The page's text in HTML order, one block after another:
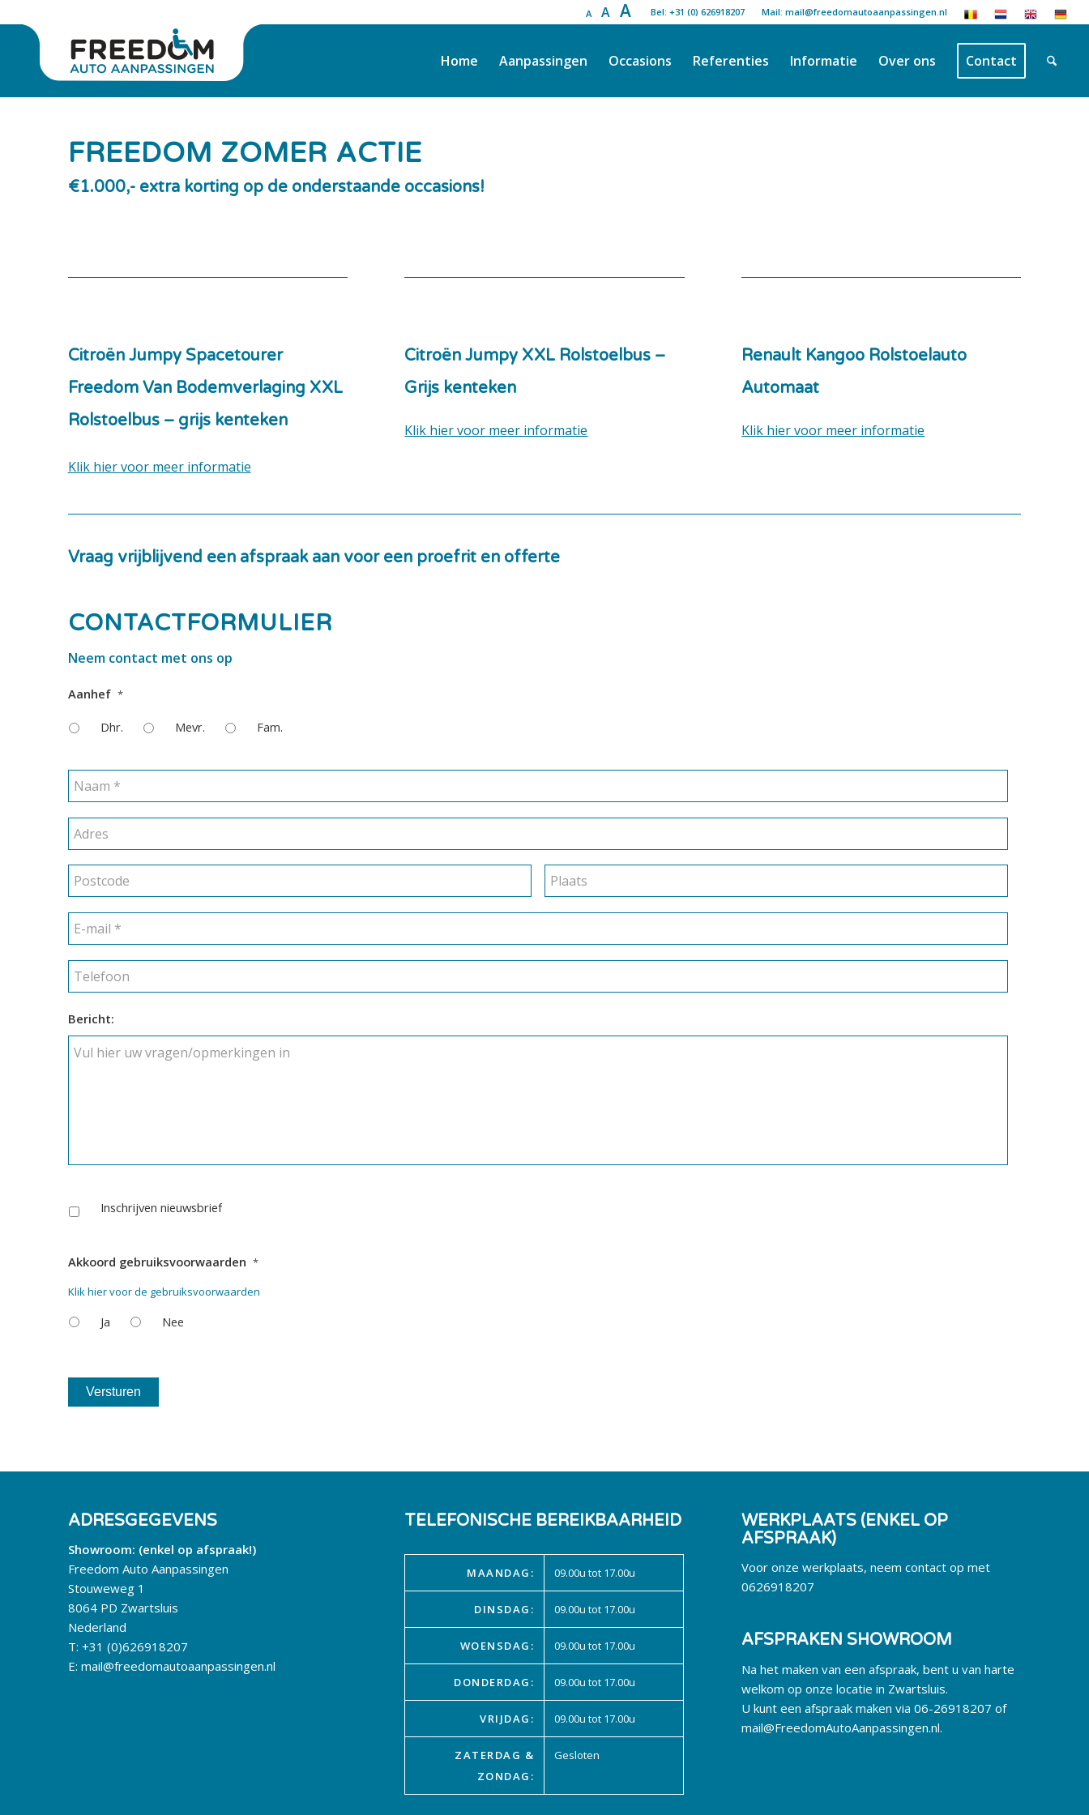
Bel: +31 (0) 626918207 Mail: mail@freedomautoaanpassingen.nl
A A A
Home Aanpassingen Occasions Referenties Informatie Over ons Contact
FREEDOM ZOMER ACTIE
€1.000,- extra korting op de onderstaande occasions!
Citroën Jumpy Spacetourer
Freedom Van Bodemverlaging XXL
Rolstoelbus – grijs kenteken
Klik hier voor meer informatie
Citroën Jumpy XXL Rolstoelbus –
Grijs kenteken
Klik hier voor meer informatie
Renault Kangoo Rolstoelauto
Automaat
Klik hier voor meer informatie
Vraag vrijblijvend een afspraak aan voor een proefrit en offerte
CONTACTFORMULIER
Neem contact met ons op
Aanhef *
Dhr. Mevr. Fam.
Naam
Adres
Postcode Plaats
E-
mail *
Telefoon
Bericht:
Inschrijven nieuwsbrief
Akkoord gebruiksvoorwaarden *
Klik hier voor de gebruiksvoorwaarden
Ja Nee
ADRESGEGEVENS
Showroom: (enkel op afspraak!)
Freedom Auto Aanpassingen
Stouweweg 1
8064 PD Zwartsluis
Nederland
T: +31 (0)626918207
E: mail@freedomautoaanpassingen.nl
TELEFONISCHE BEREIKBAARHEID
MAANDAG: 09.00u tot 17.00u
DINSDAG: 09.00u tot 17.00u
WOENSDAG: 09.00u tot 17.00u
DONDERDAG: 09.00u tot 17.00u
VRIJDAG: 09.00u tot 17.00u
ZATERDAG &
ZONDAG:
Gesloten
WERKPLAATS (ENKEL OP
AFSPRAAK)
Voor onze werkplaats, neem contact op met
0626918207
AFSPRAKEN SHOWROOM
Na het maken van een afspraak, bent u van harte
welkom op onze locatie in Zwartsluis.
U kunt een afspraak maken via 06-26918207 of
mail@FreedomAutoAanpassingen.nl.